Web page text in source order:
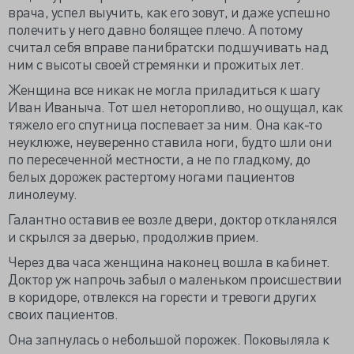
врача, успел выучить, как его зовут, и даже успешно
полечить у него давно болящее плечо. А потому
считал себя вправе панибратски подшучивать над
ним с высоты своей стремянки и прожитых лет.
Женщина все никак не могла приладиться к шагу
Иван Иваныча. Тот шел неторопливо, но ощущал, как
тяжело его спутница поспевает за ним. Она как-то
неуклюже, неуверенно ставила ноги, будто шли они
по пересеченной местности, а не по гладкому, до
белых дорожек растертому ногами пациентов
линолеуму.
Галантно оставив ее возле двери, доктор откланялся
и скрылся за дверью, продолжив прием.
Через два часа женщина наконец вошла в кабинет.
Доктор уж напрочь забыл о маленьком происшествии
в коридоре, отвлекся на горести и тревоги других
своих пациентов.
Она запнулась о небольшой порожек. Поковыляла к